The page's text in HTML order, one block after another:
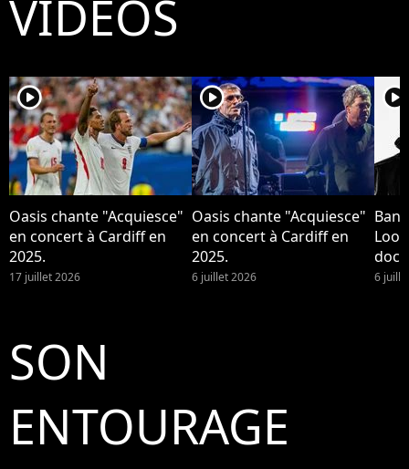
VIDÉOS
player2
Oasis chante "Acquiesce"
en concert à Cardiff en
2025.
17 juillet 2026
player2
Oasis chante "Acquiesce"
en concert à Cardiff en
2025.
6 juillet 2026
player2
6
SON
ENTOURAGE